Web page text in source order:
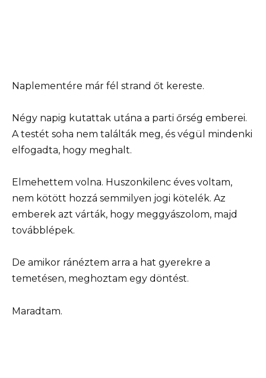
Naplementére már fél strand őt kereste.
Négy napig kutattak utána a parti őrség emberei.
A testét soha nem találták meg, és végül mindenki
elfogadta, hogy meghalt.
Elmehettem volna. Huszonkilenc éves voltam,
nem kötött hozzá semmilyen jogi kötelék. Az
emberek azt várták, hogy meggyászolom, majd
továbblépek.
De amikor ránéztem arra a hat gyerekre a
temetésen, meghoztam egy döntést.
Maradtam.